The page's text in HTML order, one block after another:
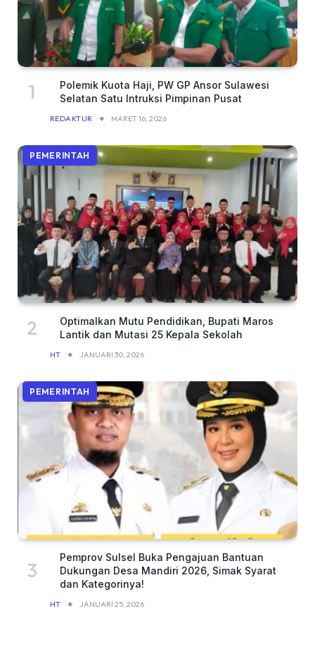
Polemik Kuota Haji, PW GP Ansor Sulawesi
Selatan Satu Intruksi Pimpinan Pusat
REDAKTUR MARET 16, 2026
PEMERINTAH
Optimalkan Mutu Pendidikan, Bupati Maros
Lantik dan Mutasi 25 Kepala Sekolah
HT JANUARI 30, 2026
PEMERINTAH
Pemprov Sulsel Buka Pengajuan Bantuan
Dukungan Desa Mandiri 2026, Simak Syarat
dan Kategorinya!
HT JANUARI 25, 2026